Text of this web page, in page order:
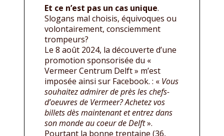
Et ce n’est pas un cas unique.
Slogans mal choisis, équivoques ou
volontairement, consciemment
trompeurs?
Le 8 août 2024, la découverte d’une
promotion sponsorisée du «
Vermeer Centrum Delft » m’est
imposée ainsi sur Facebook. : « Vous
souhaitez admirer de près les chefs-
d’oeuvres de Vermeer? Achetez vos
billets dès maintenant et entrez dans
son monde au coeur de Delft».
Pourtant la bonne trentaine (36,